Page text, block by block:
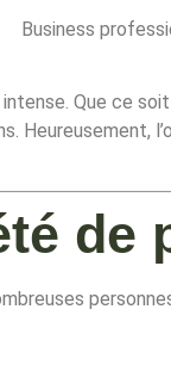
Que ce
Heureusement,
de